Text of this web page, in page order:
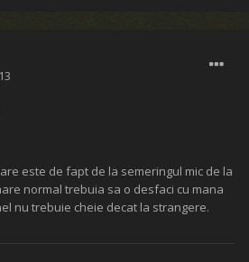
este de fapt de la semeringul mic de la
normal trebuia sa o desfaci cu mana
nu trebuie cheie decat la strangere.